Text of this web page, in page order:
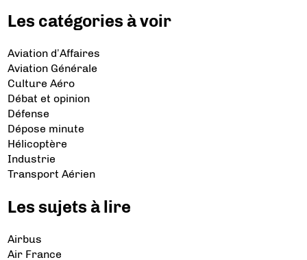
Les catégories à voir
Aviation d’Affaires
Aviation Générale
Culture Aéro
Débat et opinion
Défense
Dépose minute
Hélicoptère
Industrie
Transport Aérien
Les sujets à lire
Airbus
Air France